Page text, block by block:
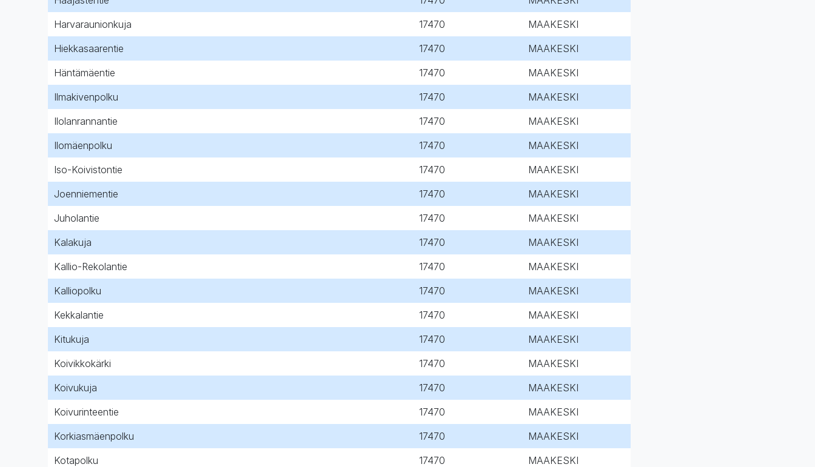
Harvaraunionkuja
17470
MAAKESKI
Hiekkasaarentie
17470
MAAKESKI
Häntämäentie
17470
MAAKESKI
Ilmakivenpolku
17470
MAAKESKI
Ilolanrannantie
17470
MAAKESKI
Ilomäenpolku
17470
MAAKESKI
Iso-Koivistontie
17470
MAAKESKI
Joenniementie
17470
MAAKESKI
Juholantie
17470
MAAKESKI
Kalakuja
17470
MAAKESKI
Kallio-Rekolantie
17470
MAAKESKI
Kalliopolku
17470
MAAKESKI
Kekkalantie
17470
MAAKESKI
Kitukuja
17470
MAAKESKI
Koivikkokärki
17470
MAAKESKI
Koivukuja
17470
MAAKESKI
Koivurinteentie
17470
MAAKESKI
Korkiasmäenpolku
17470
MAAKESKI
Kotapolku
17470
MAAKESKI